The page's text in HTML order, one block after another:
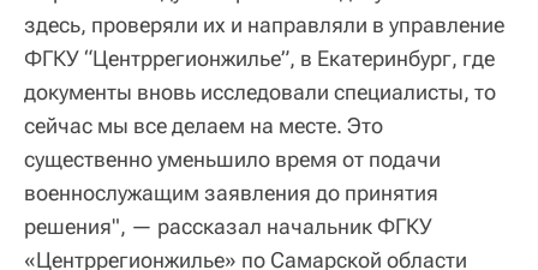
здесь, проверяли их и направляли в управление
ФГКУ “Центррегионжилье”, в Екатеринбург, где
документы вновь исследовали специалисты, то
сейчас мы все делаем на месте. Это
существенно уменьшило время от подачи
военнослужащим заявления до принятия
решения", — рассказал начальник ФГКУ
«Центррегионжилье» по Самарской области